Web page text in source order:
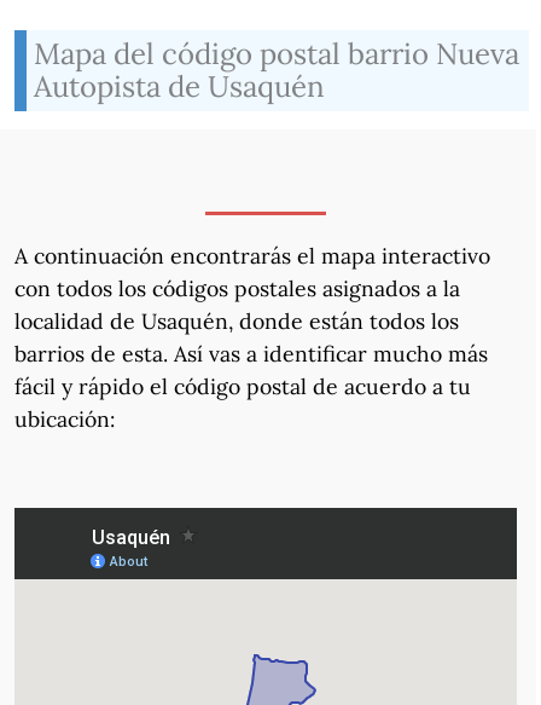
Mapa del código postal barrio Nueva
Autopista de Usaquén
A continuación encontrarás el mapa interactivo
con todos los códigos postales asignados a la
localidad de Usaquén, donde están todos los
barrios de esta. Así vas a identificar mucho más
fácil y rápido el código postal de acuerdo a tu
ubicación: